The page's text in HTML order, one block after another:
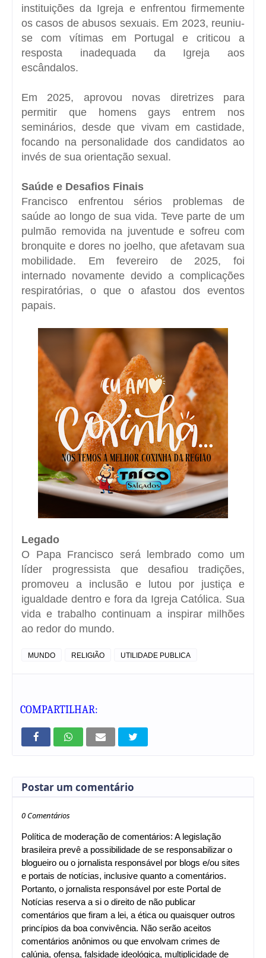
instituições da Igreja e enfrentou firmemente
os casos de abusos sexuais. Em 2023, reuniu-
se com vítimas em Portugal e criticou a
resposta inadequada da Igreja aos
escândalos.
Em 2025, aprovou novas diretrizes para
permitir que homens gays entrem nos
seminários, desde que vivam em castidade,
focando na personalidade dos candidatos ao
invés de sua orientação sexual.
Saúde e Desafios Finais
Francisco enfrentou sérios problemas de
saúde ao longo de sua vida. Teve parte de um
pulmão removida na juventude e sofreu com
bronquite e dores no joelho, que afetavam sua
mobilidade. Em fevereiro de 2025, foi
internado novamente devido a complicações
respiratórias, o que o afastou dos eventos
papais.
Legado
O Papa Francisco será lembrado como um
líder progressista que desafiou tradições,
promoveu a inclusão e lutou por justiça e
igualdade dentro e fora da Igreja Católica. Sua
vida e trabalho continuam a inspirar milhões
ao redor do mundo.
MUNDO RELIGIÃO UTILIDADE PUBLICA
COMPARTILHAR:
Postar um comentário
0 Comentários
Política de moderação de comentários: A legislação
brasileira prevê a possibilidade de se responsabilizar o
blogueiro ou o jornalista responsável por blogs e/ou sites
e portais de notícias, inclusive quanto a comentários.
Portanto, o jornalista responsável por este Portal de
Notícias reserva a si o direito de não publicar
comentários que firam a lei, a ética ou quaisquer outros
princípios da boa convivência. Não serão aceitos
comentários anônimos ou que envolvam crimes de
calúnia, ofensa, falsidade ideológica, multiplicidade de